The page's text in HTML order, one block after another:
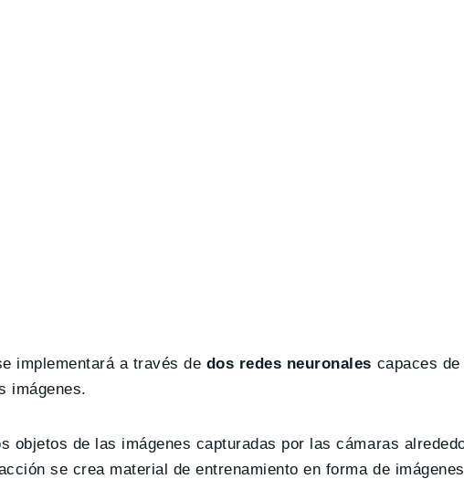
implementará a través de dos redes neuronales capaces
imágenes.
objetos de las imágenes capturadas por las cámaras
se crea material de entrenamiento en forma de